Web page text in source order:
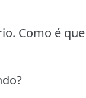
Como é